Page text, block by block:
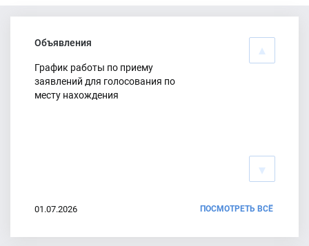
16.07.2026
Избирательная кампания по выборам в Госдуму набирает ход
Объявления
График работы по приему
заявлений для голосования по
месту нахождения
01.07.2026 ПОСМОТРЕТЬ ВСЁ